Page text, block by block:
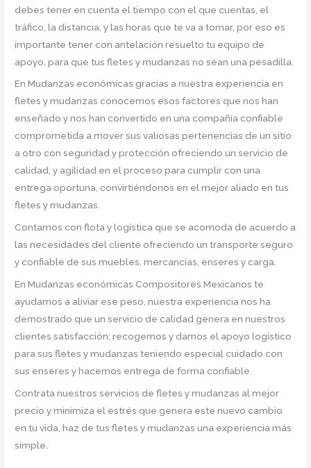
debes tener en cuenta el tiempo con el que cuentas, el
tráfico, la distancia, y las horas que te va a tomar, por eso es
importante tener con antelación resuelto tu equipo de
apoyo, para que tus fletes y mudanzas no sean una pesadilla.
En Mudanzas económicas gracias a nuestra experiencia en
fletes y mudanzas conocemos esos factores que nos han
enseñado y nos han convertido en una compañía confiable
comprometida a mover sus valiosas pertenencias de un sitio
a otro con seguridad y protección ofreciendo un servicio de
calidad, y agilidad en el proceso para cumplir con una
entrega oportuna, convirtiéndonos en el mejor aliado en tus
fletes y mudanzas.
Contamos con flota y logística que se acomoda de acuerdo a
las necesidades del cliente ofreciendo un transporte seguro
y confiable de sus muebles, mercancías, enseres y carga.
En Mudanzas económicas Compositores Mexicanos te
ayudamos a aliviar ese peso, nuestra experiencia nos ha
demostrado que un servicio de calidad genera en nuestros
clientes satisfacción; recogemos y damos el apoyo logístico
para sus fletes y mudanzas teniendo especial cuidado con
sus enseres y hacemos entrega de forma confiable.
Contrata nuestros servicios de fletes y mudanzas al mejor
precio y minimiza el estrés que genera este nuevo cambio
en tu vida, haz de tus fletes y mudanzas una experiencia más
simple.